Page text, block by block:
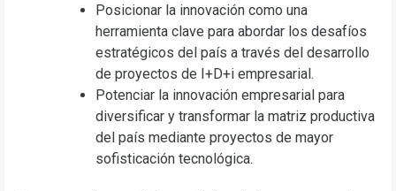
Posicionar la innovación como una
herramienta clave para abordar los desafíos
estratégicos del país a través del desarrollo
de proyectos de I+D+i empresarial.
Potenciar la innovación empresarial para
diversificar y transformar la matriz productiva
del país mediante proyectos de mayor
sofisticación tecnológica.